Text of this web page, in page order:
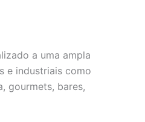
a uma ampla
e industriais como
gourmets, bares,